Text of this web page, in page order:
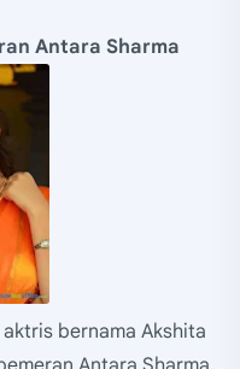
Antara Sharma
bernama Akshita